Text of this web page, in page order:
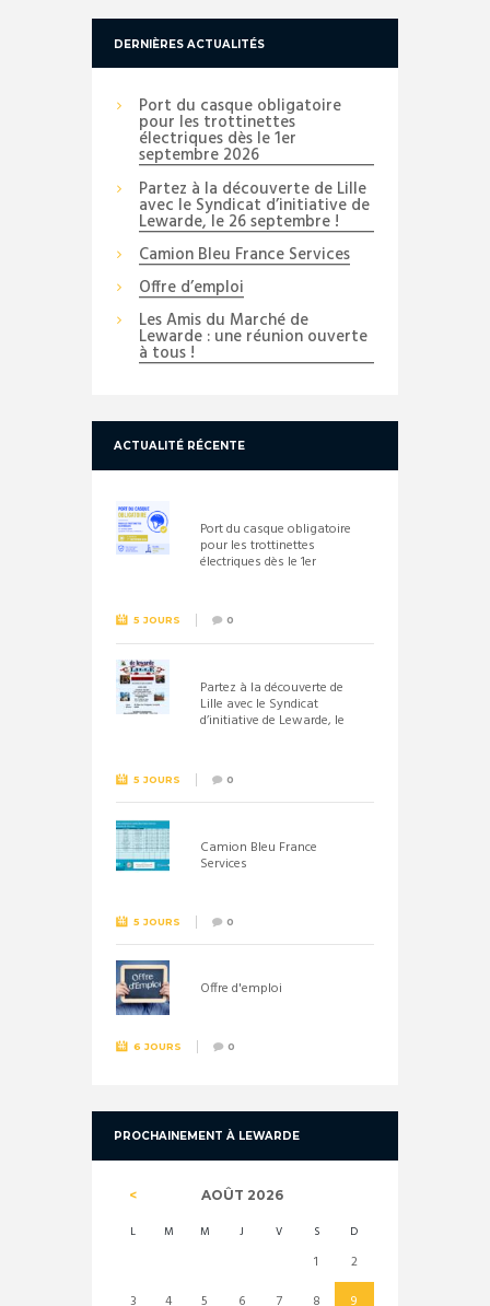
DERNIÈRES ACTUALITÉS
Port du casque obligatoire
pour les trottinettes
électriques dès le 1er
septembre 2026
Partez à la découverte de Lille
avec le Syndicat d’initiative de
Lewarde, le 26 septembre !
Camion Bleu France Services
Offre d’emploi
Les Amis du Marché de
Lewarde : une réunion ouverte
à tous !
ACTUALITÉ RÉCENTE
Port du casque obligatoire
pour les trottinettes
électriques dès le 1er
5 JOURS 0
Partez à la découverte de
Lille avec le Syndicat
d’initiative de Lewarde, le
5 JOURS 0
Camion Bleu France
Services
5 JOURS 0
Offre d'emploi
6 JOURS 0
PROCHAINEMENT À LEWARDE
AOÛT 2026
L M M J V S D
1
2
3
4 5 6 7 8 9